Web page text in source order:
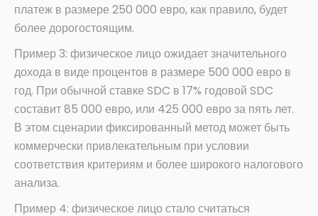
платеж в размере 250 000 евро, как правило, будет
более дорогостоящим.
Пример 3: физическое лицо ожидает значительного
дохода в виде процентов в размере 500 000 евро в
год. При обычной ставке SDC в 17% годовой SDC
составит 85 000 евро, или 425 000 евро за пять лет.
В этом сценарии фиксированный метод может быть
коммерчески привлекательным при условии
соответствия критериям и более широкого налогового
анализа.
Пример 4: физическое лицо стало считаться